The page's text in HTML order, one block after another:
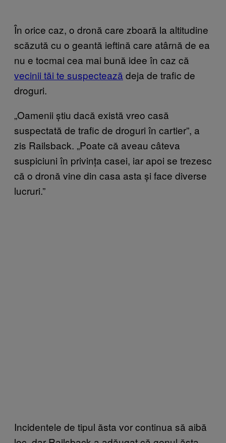
În orice caz, o dronă care zboară la altitudine
scăzută cu o geantă ieftină care atârnă de ea
nu e tocmai cea mai bună idee în caz că
vecinii tăi te suspectează deja de trafic de
droguri.
„Oamenii știu dacă există vreo casă
suspectată de trafic de droguri în cartier”, a
zis Railsback. „Poate că aveau câteva
suspiciuni în privința casei, iar apoi se trezesc
că o dronă vine din casa asta și face diverse
lucruri.”
Incidentele de tipul ăsta vor continua să aibă